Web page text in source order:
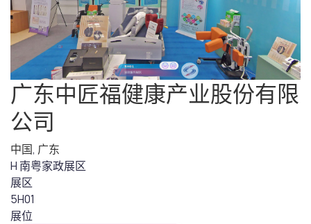
广东中匠福健康产业股份有限
公司
中国, 广东
H 南粤家政展区
展区
5H01
展位